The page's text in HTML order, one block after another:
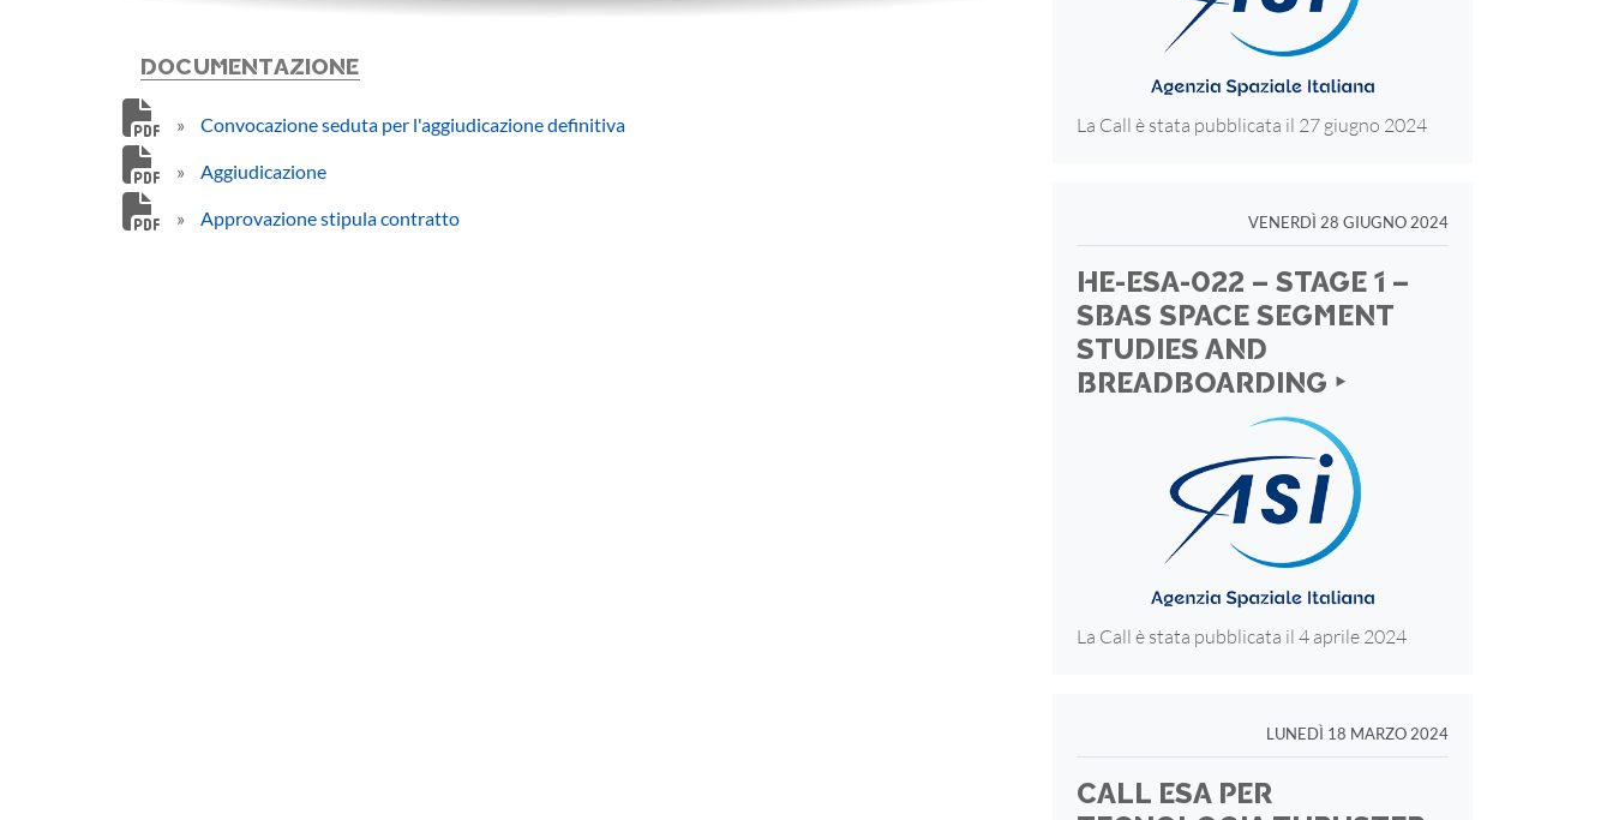
DOCUMENTAZIONE
» Convocazione seduta per l'aggiudicazione definitiva
» Aggiudicazione
» Approvazione stipula contratto
La Call è stata pubblicata il 27 giugno 2024
VENERDÌ 28 GIUGNO 2024
HE-ESA-022 – STAGE 1 –
SBAS SPACE SEGMENT
STUDIES AND
BREADBOARDING ‣
La Call è stata pubblicata il 4 aprile 2024
LUNEDÌ 18 MARZO 2024
CALL ESA PER